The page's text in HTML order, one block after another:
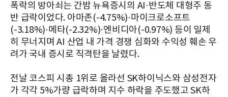
폭락의 방아쇠는 간밤 뉴욕증시의 AI·반도체 대형주 동
반 급락이었다. 아마존(-4.75%)·마이크로소프트
(-3.18%)·메타(-2.32%)·엔비디아(-0.97%) 등이 일제
히 무너지며 AI 산업 내 가격 경쟁 심화와 수익성 훼손 우
려가 국내 증시로 직격탄을 날렸다.
전날 코스피 시총 1위로 올라선 SK하이닉스와 삼성전자
가 각각 5%가량 급락하며 지수 하락을 주도했고 SK하